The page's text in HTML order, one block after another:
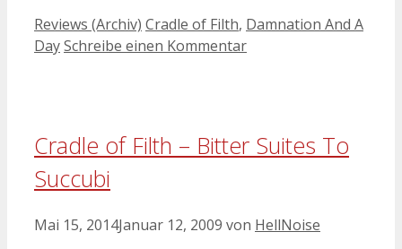
Kategorien
Reviews (Archiv) Schlagwörter
Cradle of Filth, Damnation And A
DaySchreibe einen Kommentar
Cradle of Filth – Bitter Suites To
Succubi
Mai 15, 2014Januar 12, 2009 von HellNoise